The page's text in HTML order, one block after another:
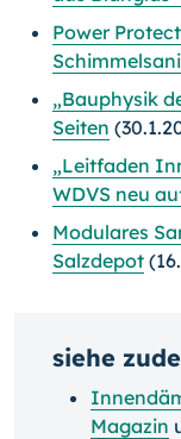
Power
„Bauphysik
Seiten
„Leitfaden
WDVS neu
Modulares
Salzdepot
siehe
Magazin